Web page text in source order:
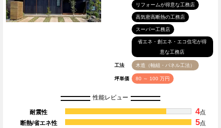
リフォームが得意な工務店
高気密高断熱の工務店
スーパー工務店
省エネ・創エネ・エコ住宅が得
意な工務店
工法 木造（軸組・パネル工法）
坪単価 80 ～ 100 万円
性能レビュー
耐震性 4点
断熱/省エネ性
5点